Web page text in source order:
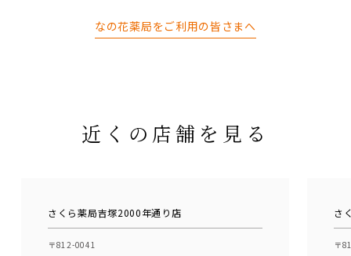
なの花薬局をご利用の皆さまへ
近くの店舗を見る
さくら薬局吉塚2000年通り店
〒812-0041
さ
〒